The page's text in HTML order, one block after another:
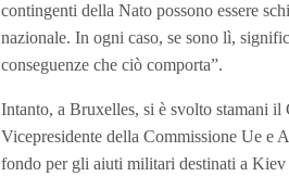
contingenti della Nato possono essere
nazionale. In ogni caso, se sono lì,
conseguenze che ciò comporta”.
Intanto, a Bruxelles, si è svolto stamani
Vicepresidente della Commissione Ue e
fondo per gli aiuti militari destinati a